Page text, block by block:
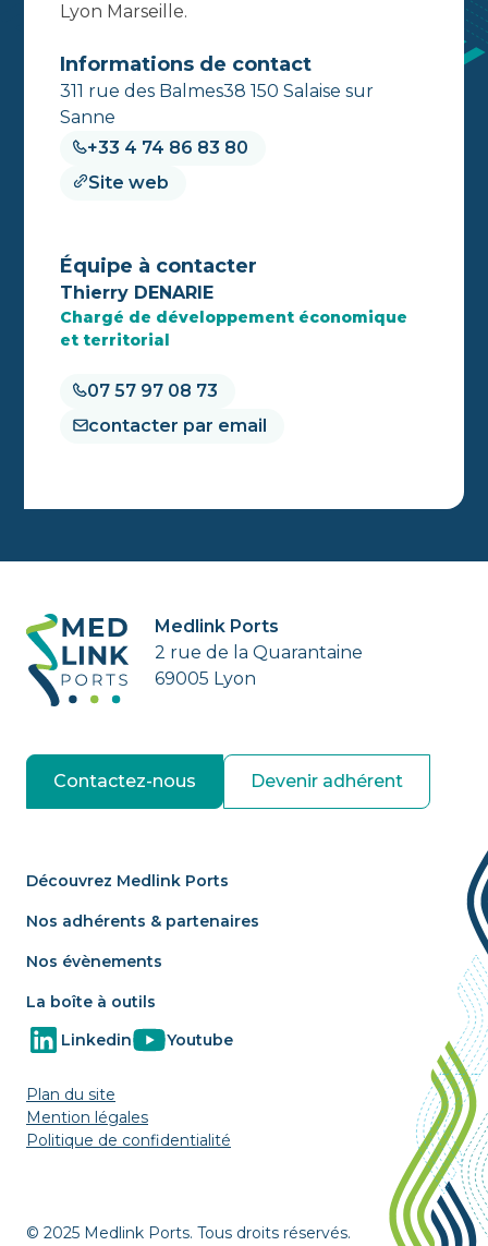
Lyon Marseille.
Informations de contact
311 rue des Balmes38 150 Salaise sur
Sanne
+33 4 74 86 83 80
Site web
Équipe à contacter
Thierry DENARIE
Chargé de développement économique
et territorial
07 57 97 08 73
contacter par email
Medlink Ports
2 rue de la Quarantaine
69005 Lyon
Contactez-nous Devenir adhérent
Découvrez Medlink Ports
Nos adhérents & partenaires
Nos évènements
La boîte à outils
Linkedin
Youtube
© 2025 Medlink Ports. Tous droits réservés.
Plan du site
Mention légales
Politique de confidentialité